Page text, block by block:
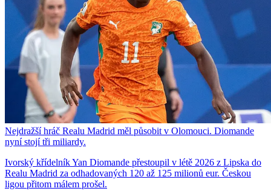
Nejdražší hráč Realu Madrid měl působit v Olomouci. Diomande
nyní stojí tři miliardy.
Ivorský křídelník Yan Diomande přestoupil v létě 2026 z Lipska do
Realu Madrid za odhadovaných 120 až 125 milionů eur. Českou
ligou přitom málem prošel.